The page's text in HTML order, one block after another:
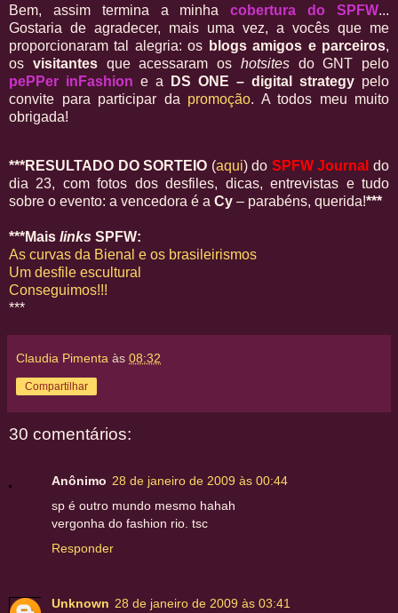
Bem, assim termina a minhacobertura do SPFW...
Gostaria de agradecer, mais uma vez, a vocês que me
proporcionaram tal alegria: os blogs amigos e parceiros,
os visitantesque acessaram os hotsitesdo GNT pelo
pePPer inFashion e a DS ONE – digital strategy pelo
convite para participar da promoção. A todos meu muito
obrigada!
***RESULTADO DO SORTEIO (aqui) do SPFW Journal do
dia 23, com fotos dos desfiles, dicas, entrevistas e tudo
sobre o evento: a vencedora é a Cy – parabéns, querida!***
***Mais links SPFW:
As curvas da Bienal e os brasileirismos
Um desfile escultural
Conseguimos!!!
***
Claudia Pimenta às 08:32
Compartilhar
30 comentários:
Anônimo 28 de janeiro de 2009 às 00:44
sp é outro mundo mesmo hahah
vergonha do fashion rio. tsc
Responder
Unknown 28 de janeiro de 2009 às 03:41